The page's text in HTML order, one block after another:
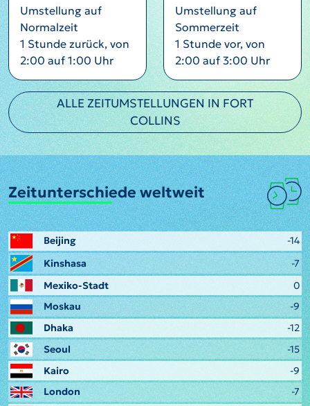
Umstellung auf
Normalzeit
1 Stunde zurück, von
2:00 auf 1:00 Uhr
Umstellung auf
Sommerzeit
1 Stunde vor, von
2:00 auf 3:00 Uhr
ALLE ZEITUMSTELLUNGEN IN FORT
COLLINS
Zeitunterschiede weltweit
Beijing
-14
Kinshasa
-7
Mexiko-Stadt
0
Moskau
-9
Dhaka
-12
Seoul
-15
Kairo
-9
London
-7